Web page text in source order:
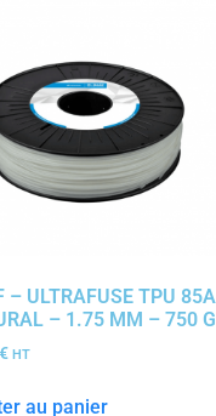
– ULTRAFUSE TPU 85A
– 1.75 MM – 750 G
€ HT
au panier